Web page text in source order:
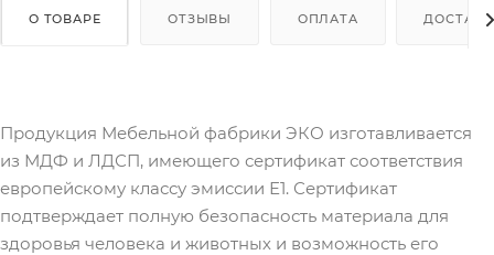
О ТОВАРЕ ОТЗЫВЫ ОПЛАТА
Продукция Мебельной фабрики ЭКО изготавливается
из МДФ и ЛДСП, имеющего сертификат соответствия
европейскому классу эмиссии Е1. Сертификат
подтверждает полную безопасность материала для
здоровья человека и животных и возможность его